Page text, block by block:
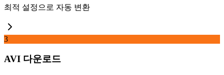
최적 설정으로 자동 변환
3
AVI 다운로드